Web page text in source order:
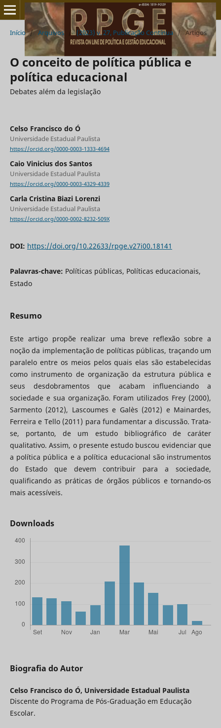
Início / Arquivos / (2023) v. 27, Publicação Contínua / Artigos
O conceito de política pública e
política educacional
Debates além da legislação
Celso Francisco do Ó
Universidade Estadual Paulista
https://orcid.org/0000-0003-1333-4694
Caio Vinicius dos Santos
Universidade Estadual Paulista
https://orcid.org/0000-0003-4329-4339
Carla Cristina Biazi Lorenzi
Universidade Estadual Paulista
https://orcid.org/0000-0002-8232-509X
DOI: https://doi.org/10.22633/rpge.v27i00.18141
Palavras-chave: Políticas públicas, Políticas educacionais,
Estado
Resumo
Este artigo propõe realizar uma breve reflexão sobre a
noção da implementação de políticas públicas, traçando um
paralelo entre os meios pelos quais elas são estabelecidas
como instrumento de organização da estrutura pública e
seus desdobramentos que acabam influenciando a
sociedade e sua organização. Foram utilizados Frey (2000),
Sarmento (2012), Lascoumes e Galès (2012) e Mainardes,
Ferreira e Tello (2011) para fundamentar a discussão. Trata-
se, portanto, de um estudo bibliográfico de caráter
qualitativo. Assim, o presente estudo buscou evidenciar que
a política pública e a política educacional são instrumentos
do Estado que devem contribuir para a sociedade,
qualificando as práticas de órgãos públicos e tornando-os
mais acessíveis.
Downloads
Biografia do Autor
Celso Francisco do Ó, Universidade Estadual Paulista
Discente do Programa de Pós-Graduação em Educação
Escolar.